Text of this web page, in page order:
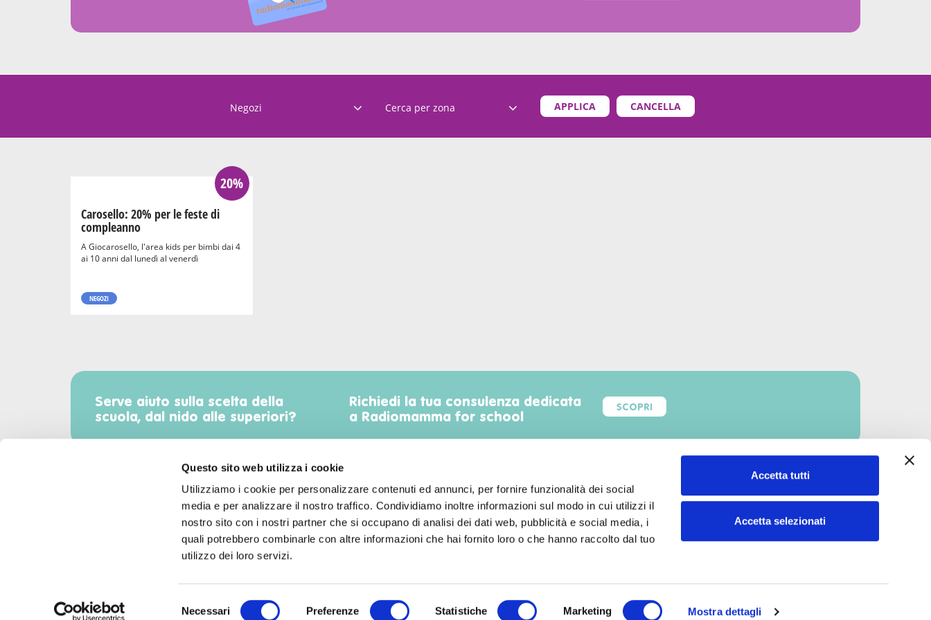
Questo sito web utilizza i cookie
Utilizziamo i cookie per personalizzare contenuti ed annunci, per fornire funzionalità dei social
media e per analizzare il nostro traffico. Condividiamo inoltre informazioni sul modo in cui utilizzi il
nostro sito con i nostri partner che si occupano di analisi dei dati web, pubblicità e social media, i
quali potrebbero combinarle con altre informazioni che hai fornito loro o che hanno raccolto dal tuo
utilizzo dei loro servizi.
Necessari Preferenze Statistiche Marketing Mostra dettagli
Accetta tutti
Accetta selezionati
APPLICA CANCELLA
20%
Carosello: 20% per le feste di
compleanno
A Giocarosello, l'area kids per bimbi dai 4
ai 10 anni dal lunedì al venerdì
NEGOZI
Serve aiuto sulla scelta della
scuola, dal nido alle superiori?
Richiedi la tua consulenza dedicata
a Radiomamma for school
SCOPRI
Scarica l'app di Radiomamma!
Trova luoghi, servizi, sconti, eventi
familyfriendly a Milano!
Privacy e Cookie Site Map
©2026 All Rights Reserved.